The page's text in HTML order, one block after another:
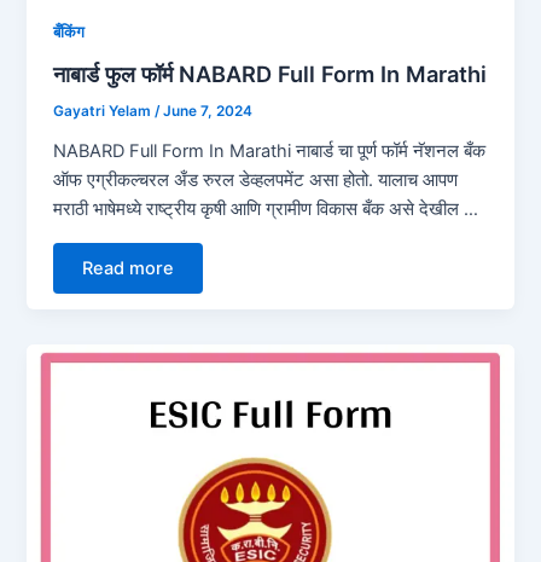
बँकिंग
नाबार्ड फुल फॉर्म NABARD Full Form In Marathi
Gayatri Yelam /June 7, 2024
NABARD Full Form In Marathi नाबार्ड चा पूर्ण फॉर्म नॅशनल बँक
ऑफ एग्रीकल्चरल अँड रुरल डेव्हलपमेंट असा होतो. यालाच आपण
मराठी भाषेमध्ये राष्ट्रीय कृषी आणि ग्रामीण विकास बँक असे देखील …
Read more